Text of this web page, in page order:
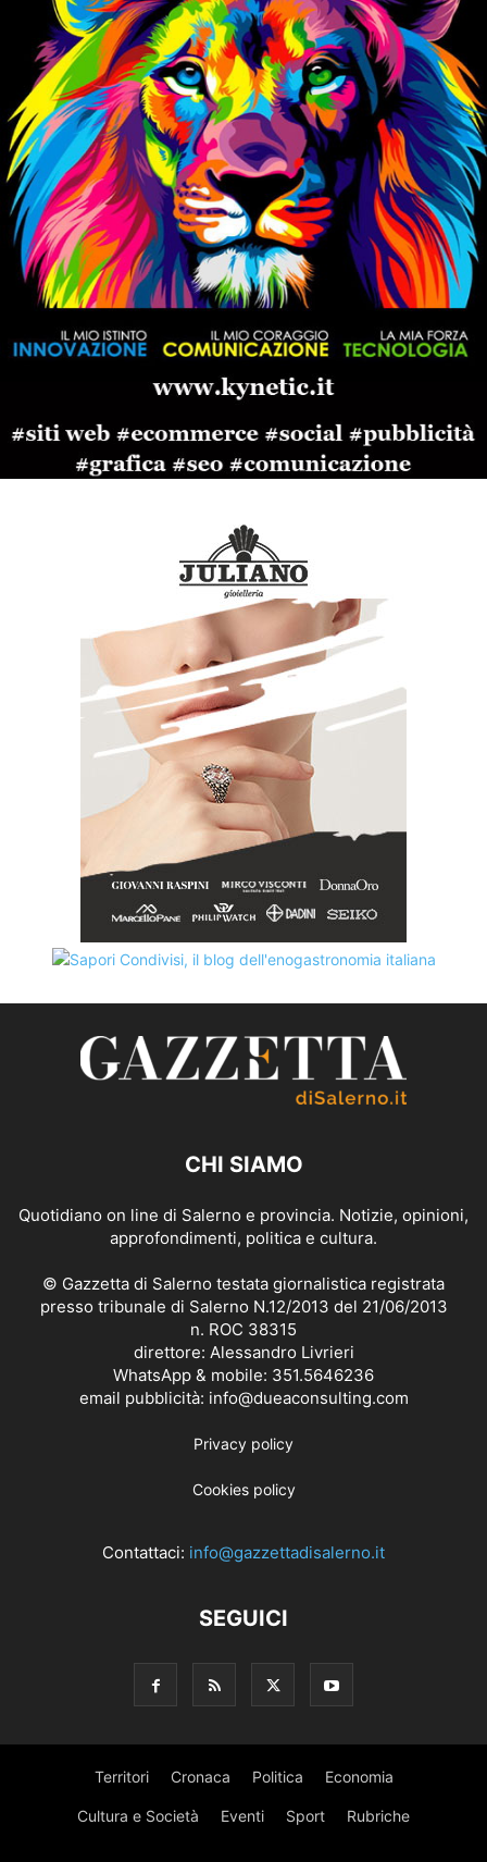
CHI SIAMO
Quotidiano on line di Salerno e provincia. Notizie, opinioni,
approfondimenti, politica e cultura.
© Gazzetta di Salerno testata giornalistica registrata
presso tribunale di Salerno N.12/2013 del 21/06/2013
n. ROC 38315
direttore: Alessandro Livrieri
WhatsApp & mobile: 351.5646236
email pubblicità: info@dueaconsulting.com
Privacy policy
Cookies policy
Contattaci: info@gazzettadisalerno.it
SEGUICI
Territori Cronaca Politica Economia
Cultura e Società Eventi Sport Rubriche